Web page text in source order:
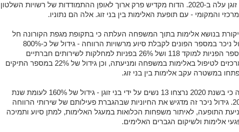
בני זוגן עלה ב-2020. הדוח מקדיש פרק ארוך לאופן ההתמודדות של רשויות השלטון
והמקומי - עם תופעת האלימות בין בני זוג. אלה הם נתוניו.
בנושא אלימות בתוך המשפחה העלתה כי בתקופת מגפת הקורונה חל
גידול ניכר במספר הפונים לקבלת סיוע מרשויות הרווחה - גידול של כ-800%
במספר הפניות למוקד 118 ושל 26% בפניות למחלקות לשירותים חברתיים
ולמרכזים לטיפול באלימות במשפחה ומניעתה, וכן גידול של 22% במספר התיקים
במשטרה עקב אלימות בין בני זוג.
עלה כי בשנת 2020 נרצחו 13 נשים על ידי בני זוגן - גידול של 160% לעומת שנת
2019. גידול ניכר זה מדגיש את החיוניות שבהגברת פעילותם של שירותי הרווחה
התופעה, לאיתור משפחות הכלואות במעגל האלימות, למתן סיוע ותמיכה
אלימות ולשיקום הגברים האלימים.